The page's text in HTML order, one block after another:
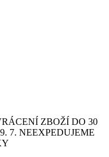
ZBOŽÍ DO 30
7. NEEXPEDUJEME